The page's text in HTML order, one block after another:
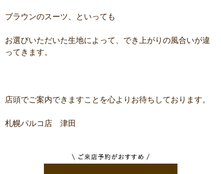
ブラウンのスーツ、といっても
お選びいただいた生地によって、でき上がりの風合いが違
ってきます。
店頭でご案内できますことを心よりお待ちしております。
札幌パルコ店 津田